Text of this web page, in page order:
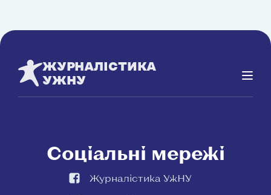
ЖУРНАЛІСТИКА
УЖНУ
Соціальні мережі
Журналістика УжНУ